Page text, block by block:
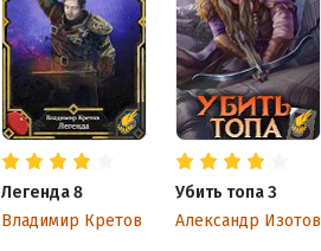
Легенда 8
Владимир Кретов
Убить топа 3
Александр Изотов